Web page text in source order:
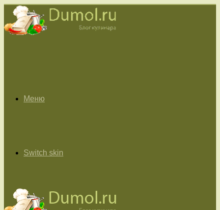
Меню
Switch skin